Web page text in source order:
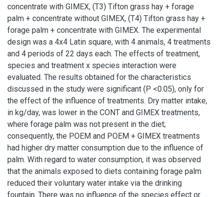
concentrate with GIMEX, (T3) Tifton grass hay + forage
palm + concentrate without GIMEX, (T4) Tifton grass hay +
forage palm + concentrate with GIMEX. The experimental
design was a 4x4 Latin square, with 4 animals, 4 treatments
and 4 periods of 22 days each. The effects of treatment,
species and treatment x species interaction were
evaluated. The results obtained for the characteristics
discussed in the study were significant (P <0.05), only for
the effect of the influence of treatments. Dry matter intake,
in kg/day, was lower in the CONT and GIMEX treatments,
where forage palm was not present in the diet;
consequently, the POEM and POEM + GIMEX treatments
had higher dry matter consumption due to the influence of
palm. With regard to water consumption, it was observed
that the animals exposed to diets containing forage palm
reduced their voluntary water intake via the drinking
fountain. There was no influence of the species effect or